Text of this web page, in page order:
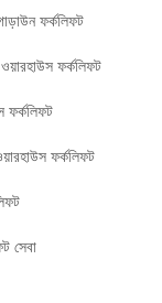
ফর্কলিফট
ফর্কলিফট
ফর্কলিফট
ফর্কলিফট
সেবা